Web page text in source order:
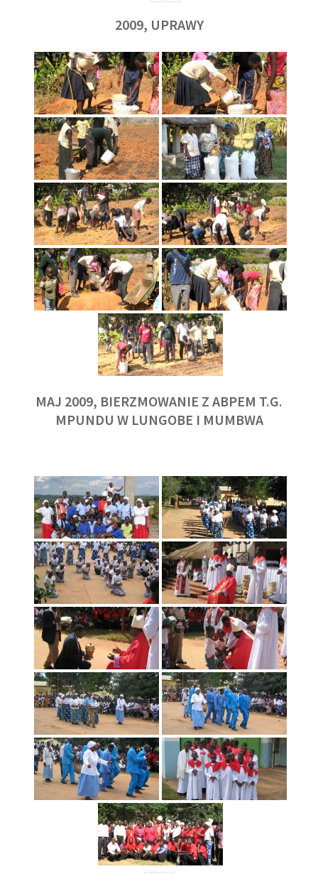
2009, UPRAWY
MAJ 2009, BIERZMOWANIE Z ABPEM T.G.
MPUNDU W LUNGOBE I MUMBWA